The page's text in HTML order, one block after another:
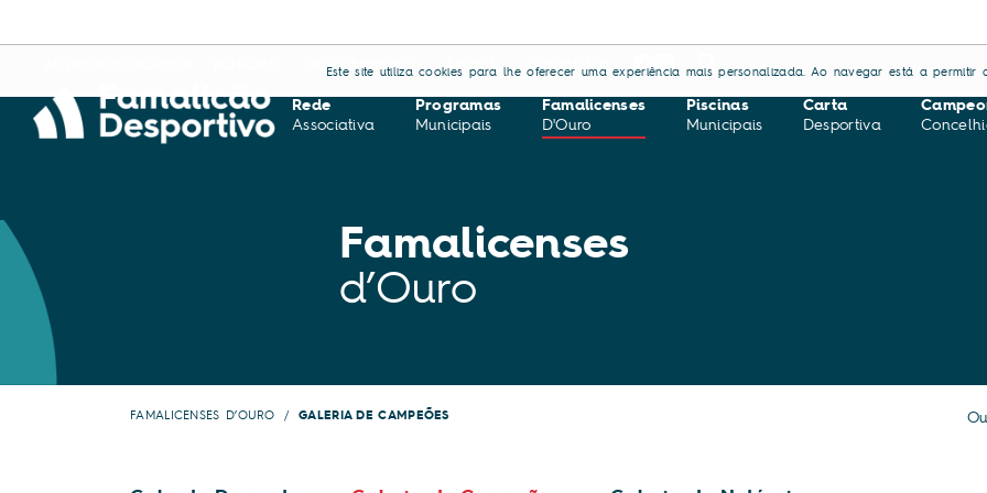
Groove Spot
Este site utiliza cookies para lhe oferecer uma experiência mais personalizada. Ao navegar está a permitir
REGULAMENTOS APOIOS CONTACTOS
Rede
Associativa
Programas
Municipais
Famalicenses
D'Ouro
Piscinas
Municipais
Carta
Desportiva
Famalicenses
d’Ouro
FAMALICENSES D’OURO GALERIA DE CAMPEÕES